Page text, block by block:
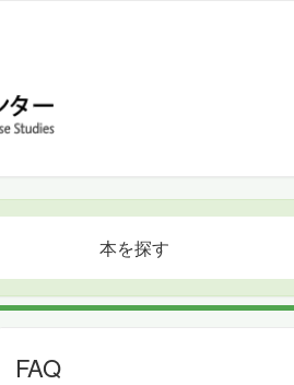
本を探す
FAQ